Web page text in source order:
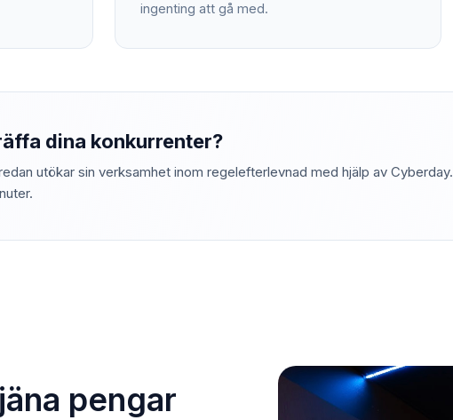
ingenting att gå med.
dina konkurrenter?
utökar sin verksamhet inom regelefterlevnad med hjälp av Cyberday.
pengar